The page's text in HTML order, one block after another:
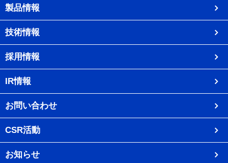
製品情報
技術情報
採用情報
IR情報
お問い合わせ
CSR活動
お知らせ